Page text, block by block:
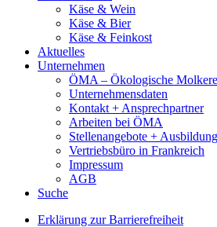
Käse & Wein
Käse & Bier
Käse & Feinkost
Aktuelles
Unternehmen
ÖMA – Ökologische
Unternehmensdaten
Kontakt + Ansprechpartner
Arbeiten bei ÖMA
Stellenangebote +
Vertriebsbüro in Frankreich
Impressum
AGB
Suche
Erklärung zur Barrierefreiheit